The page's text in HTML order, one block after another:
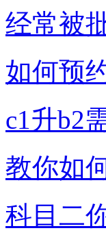
经常被
如何预
c1升b2
教你如
科目二